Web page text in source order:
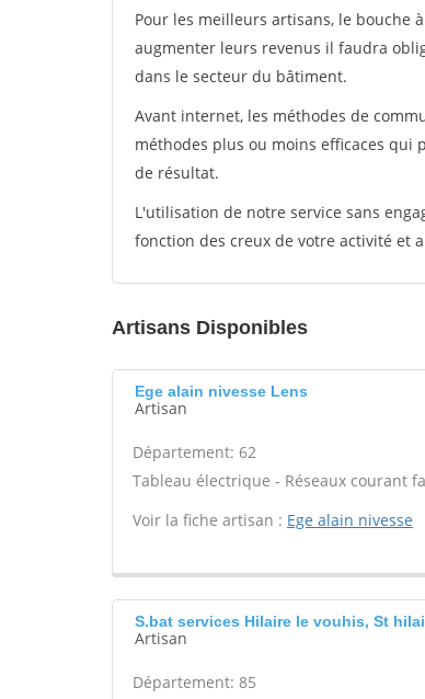
Pour les meilleurs artisans, le bouche
augmenter leurs revenus il faudra
dans le secteur du bâtiment.
Avant internet, les méthodes de
méthodes plus ou moins efficaces
de résultat.
L'utilisation de notre service sans
fonction des creux de votre activité et
Artisans Disponibles
Ege alain nivesse Lens
Artisan
Département: 62
Tableau électrique - Réseaux courant
Voir la fiche artisan : Ege alain nivesse
S.bat services Hilaire le vouhis, St
Artisan
Département: 85